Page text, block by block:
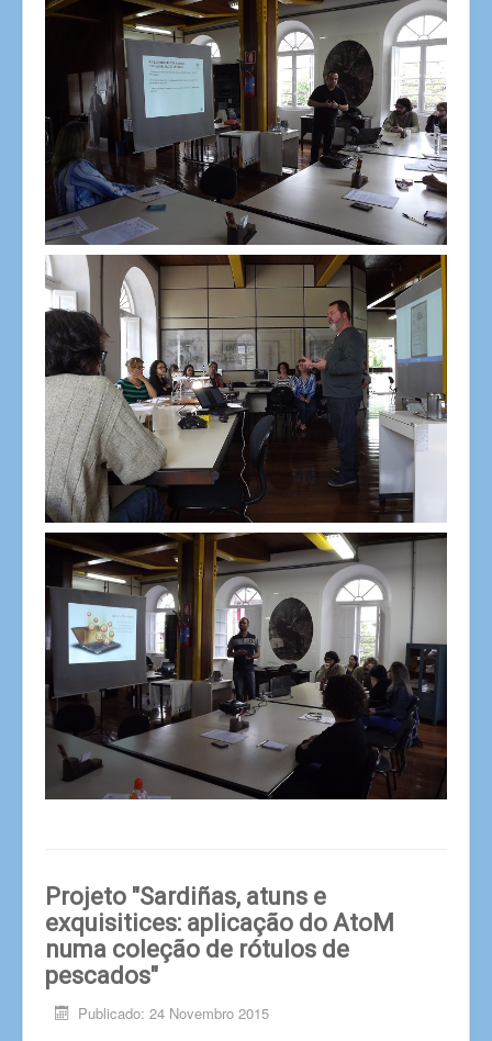
Projeto "Sardiñas, atuns e
exquisitices: aplicação do AtoM
numa coleção de rótulos de
pescados"
Publicado: 24 Novembro 2015